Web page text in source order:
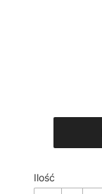
Ilość